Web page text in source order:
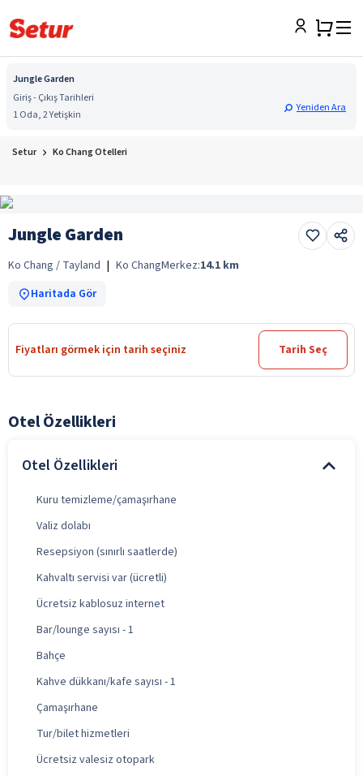
Jungle Garden
Giriş - Çıkış Tarihleri
1 Oda, 2 Yetişkin
Yeniden Ara
Setur Ko Chang Otelleri
Jungle Garden
Ko Chang / Tayland | Ko ChangMerkez:14.1 km
Haritada Gör
Fiyatları görmek için tarih seçiniz Tarih Seç
Otel Özellikleri
Otel Özellikleri
Kuru temizleme/çamaşırhane
Valiz dolabı
Resepsiyon (sınırlı saatlerde)
Kahvaltı servisi var (ücretli)
Ücretsiz kablosuz internet
Bar/lounge sayısı - 1
Bahçe
Kahve dükkanı/kafe sayısı - 1
Çamaşırhane
Tur/bilet hizmetleri
Ücretsiz valesiz otopark